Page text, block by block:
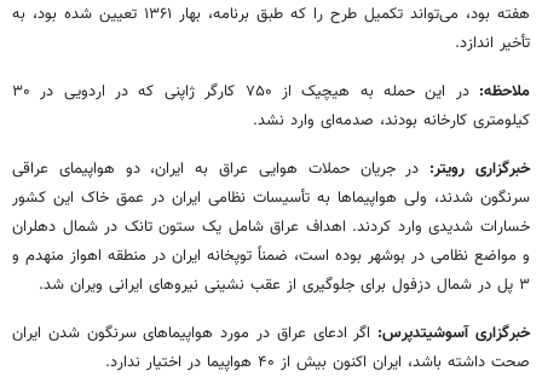
هفته بود، می‌تواند تکمیل طرح را که طبق برنامه، بهار ۱۳۶۱ تعیین شده بود، به
تأخیر اندازد.
ملاحظه:
در این حمله به هیچیک از ۷۵۰ کارگر ژاپنی که در اردویی در ۳۰
کیلومتری کارخانه بودند، صدمه‌ای وارد نشد.
خبرگزاری رویتر: در جریان حملات هوایی عراق به ایران، دو هواپیمای عراقی
سرنگون شدند، ولی هواپیماها به تأسیسات نظامی ایران در عمق خاک این کشور
خسارات شدیدی وارد کردند. اهداف عراق شامل یک ستون تانک در شمال دهلران
و مواضع نظامی در بوشهر بوده است، ضمناً توپخانه ایران در منطقه اهواز منهدم و
۳ پل در شمال دزفول برای جلوگیری از عقب نشینی نیروهای ایرانی ویران شد.
خبرگزاری آسوشیتدپرس: اگر ادعای عراق در مورد هواپیماهای سرنگون شدن ایران
صحت داشته باشد، ایران اکنون بیش از ۴۰ هواپیما در اختیار ندارد.